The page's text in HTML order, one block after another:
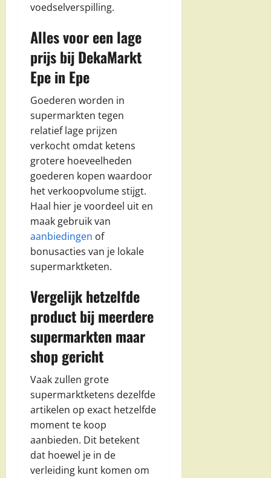
voedselverspilling.
Alles voor een lage
prijs bij DekaMarkt
Epe in Epe
Goederen worden in
supermarkten tegen
relatief lage prijzen
verkocht omdat ketens
grotere hoeveelheden
goederen kopen waardoor
het verkoopvolume stijgt.
Haal hier je voordeel uit en
maak gebruik van
aanbiedingen of
bonusacties van je lokale
supermarktketen.
Vergelijk hetzelfde
product bij meerdere
supermarkten maar
shop gericht
Vaak zullen grote
supermarktketens dezelfde
artikelen op exact hetzelfde
moment te koop
aanbieden. Dit betekent
dat hoewel je in de
verleiding kunt komen om